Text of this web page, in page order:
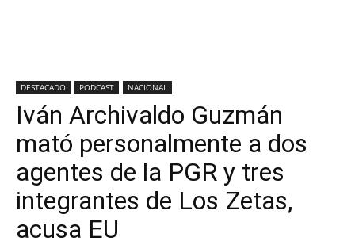
DESTACADO PODCAST NACIONAL
Iván Archivaldo Guzmán
mató personalmente a dos
agentes de la PGR y tres
integrantes de Los Zetas,
acusa EU